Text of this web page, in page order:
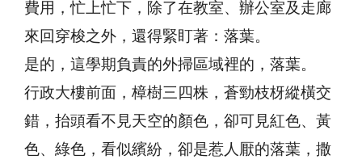
費用，忙上忙下，除了在教室、辦公室及走廊
來回穿梭之外，還得緊盯著：落葉。
是的，這學期負責的外掃區域裡的，落葉。
行政大樓前面，樟樹三四株，蒼勁枝枒縱橫交
錯，抬頭看不見天空的顏色，卻可見紅色、黃
色、綠色，看似繽紛，卻是惹人厭的落葉，撒